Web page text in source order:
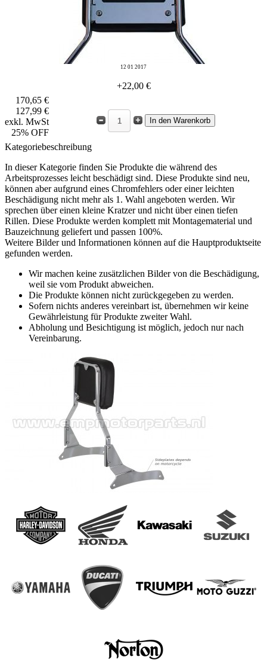
12 01 2017
+22,00 €
170,65 €
127,99 €
exkl. MwSt
25% OFF
Kategoriebeschreibung
In dieser Kategorie finden Sie Produkte die während des
Arbeitsprozesses leicht beschädigt sind. Diese Produkte sind neu,
können aber aufgrund eines Chromfehlers oder einer leichten
Beschädigung nicht mehr als 1. Wahl angeboten werden. Wir
sprechen über einen kleine Kratzer und nicht über einen tiefen
Rillen. Diese Produkte werden komplett mit Montagematerial und
Bauzeichnung geliefert und passen 100%.
Weitere Bilder und Informationen können auf die Hauptproduktseite
gefunden werden.
Wir machen keine zusätzlichen Bilder von die Beschädigung,
weil sie vom Produkt abweichen.
Die Produkte können nicht zurückgegeben zu werden.
Sofern nichts anderes vereinbart ist, übernehmen wir keine
Gewährleistung für Produkte zweiter Wahl.
Abholung und Besichtigung ist möglich, jedoch nur nach
Vereinbarung.